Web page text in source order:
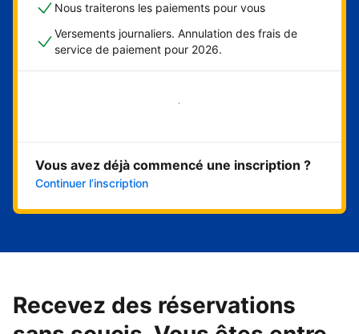
Nous traiterons les paiements pour vous
Versements journaliers. Annulation des frais de
service de paiement pour 2026.
Démarrer maintenant
Vous avez déjà commencé une inscription ?
Continuer l’inscription
Recevez des réservations